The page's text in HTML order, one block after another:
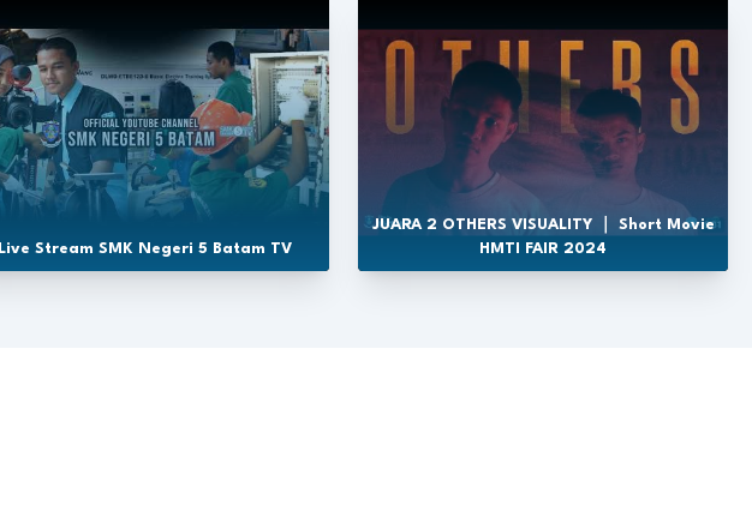
Live Stream SMK Negeri 5 Batam TV
JUARA 2 OTHERS VISUALITY ｜ Short Movie
HMTI FAIR 2024